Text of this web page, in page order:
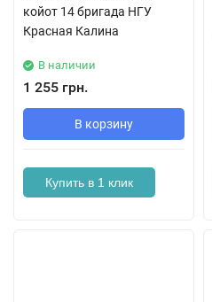
койот 14 бригада НГУ
Красная Калина
В наличии
1 255 грн.
В корзину
Купить в 1 клик